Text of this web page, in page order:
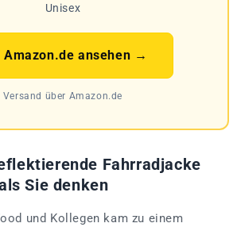
Unisex
Amazon.de ansehen →
Versand über Amazon.de
Fahrradjacke
Sie denken
und Kollegen kam zu einem